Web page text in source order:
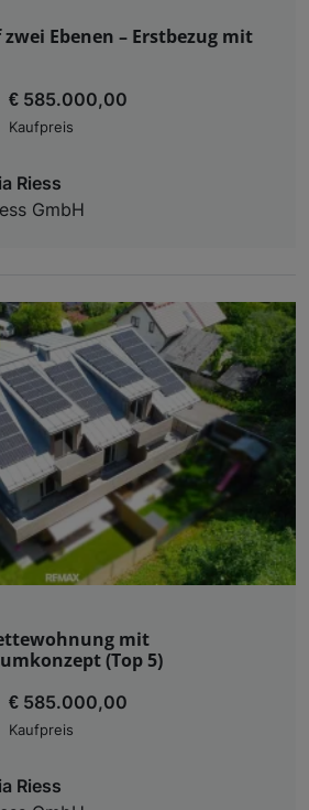
Ebenen – Erstbezug mit
€ 585.000,00
Kaufpreis
Riess
GmbH
mit
(Top 5)
€ 585.000,00
Kaufpreis
Riess